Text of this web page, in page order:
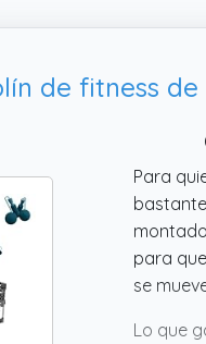
de fitness
Para
para
se
Lo que